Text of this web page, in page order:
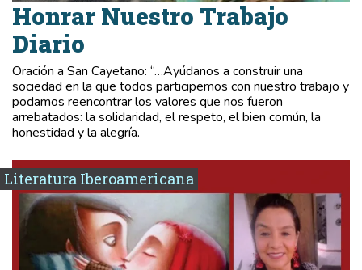
Honrar Nuestro Trabajo
Diario
Oración a San Cayetano: “…Ayúdanos a construir una
sociedad en la que todos participemos con nuestro trabajo y
podamos reencontrar los valores que nos fueron
arrebatados: la solidaridad, el respeto, el bien común, la
honestidad y la alegría.
Literatura Iberoamericana